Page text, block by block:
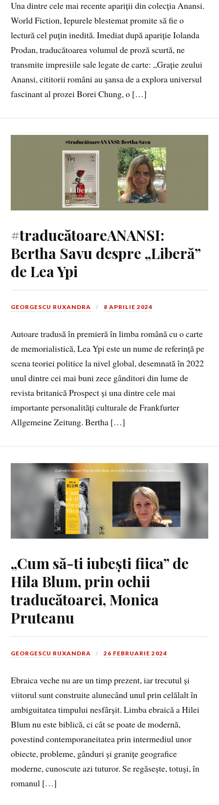
Una dintre cele mai recente apariții din colecția Anansi.
World Fiction, Iepurele blestemat promite să fie o
lectură cel puțin inedită. Imediat după apariție Iolanda
Prodan, traducătoarea volumul de proză scurtă, ne
transmite impresiile sale legate de carte: „Grație zeului
Anansi, cititorii români au șansa de a explora universul
fascinant al prozei Borei Chung, o […]
#traducătoareANANSI:
Bertha Savu despre „Liberă”
de Lea Ypi
GEORGESCU RUXANDRA 8 APRILIE 2024
Autoare tradusă în premieră în limba română cu o carte
de memorialistică, Lea Ypi este un nume de referință pe
scena teoriei politice la nivel global, desemnată în 2022
unul dintre cei mai buni zece gânditori din lume de
revista britanică Prospect și una dintre cele mai
importante personalități culturale de Frankfurter
Allgemeine Zeitung. Bertha […]
„Cum să-ti iubești fiica” de
Hila Blum, prin ochii
traducătoarei, Monica
Pruteanu
GEORGESCU RUXANDRA 26 FEBRUARIE 2024
Ebraica veche nu are un timp prezent, iar trecutul şi
viitorul sunt construite alunecând unul prin celălalt în
ambiguitatea timpului nesfârșit. Limba ebraică a Hilei
Blum nu este biblică, ci cât se poate de modernă,
povestind contemporaneitatea prin intermediul unor
obiecte, probleme, gânduri şi granițe geografice
moderne, cunoscute azi tuturor. Se regăsește, totuși, în
romanul […]